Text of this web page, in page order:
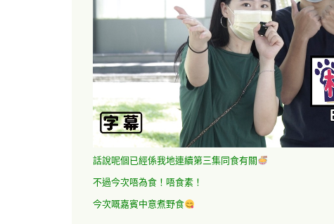
話說呢個已經係我地連續第三集同食有關
不過今次唔為食！唔食素！
今次嘅嘉賓中意煮野食